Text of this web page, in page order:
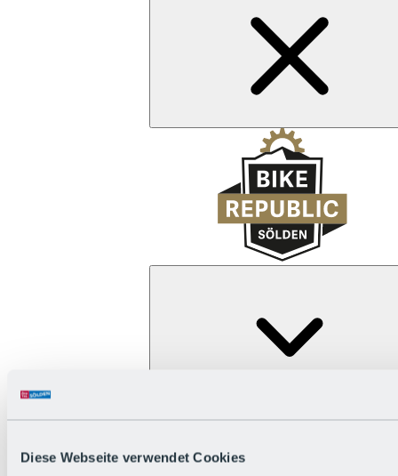
Diese Webseite verwendet Cookies
Bürger:in werden